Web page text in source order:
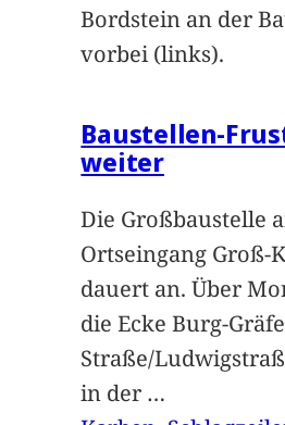
Bordstein an der
vorbei (links).
Baustellen-
weiter
Die Großbaustelle
Ortseingang Groß-
dauert an. Über
die Ecke Burg-
Straße/
in der …